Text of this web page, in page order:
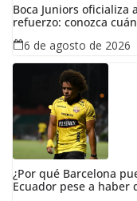
Boca Juniors oficializa
refuerzo: conozca
6 de agosto de 2026
¿Por qué Barcelona
Ecuador pese a haber